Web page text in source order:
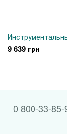
9 639 грн
0 800-33-85-